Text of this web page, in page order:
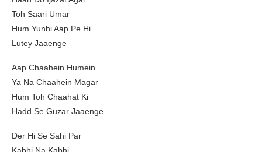
Toh Saari Umar
Hum Yunhi Aap Pe Hi
Lutey Jaaenge
Aap Chaahein Humein
Ya Na Chaahein Magar
Hum Toh Chaahat Ki
Hadd Se Guzar Jaaenge
Der Hi Se Sahi Par